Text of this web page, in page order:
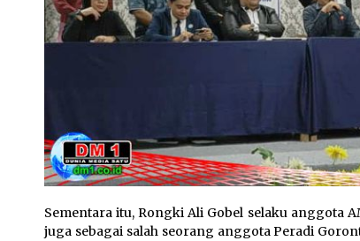
Sementara itu, Rongki Ali Gobel selaku anggota
juga sebagai salah seorang anggota Peradi